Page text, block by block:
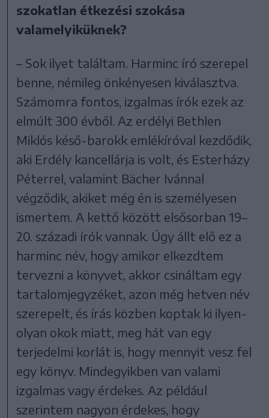
szokatlan étkezési szokása
valamelyiküknek?
– Sok ilyet találtam. Harminc író szerepel
benne, némileg önkényesen kiválasztva.
Számomra fontos, izgalmas írók ezek az
elmúlt 300 évből. Az erdélyi Bethlen
Miklós késő-barokk emlékíróval kezdődik,
aki Erdély kancellárja is volt, és Esterházy
Péterrel, valamint Bächer Ivánnal
végződik, akiket még én is személyesen
ismertem. A kettő között elsősorban 19–
20. századi írók vannak. Úgy állt elő ez a
harminc név, hogy amikor elkezdtem
tervezni a könyvet, akkor csináltam egy
tartalomjegyzéket, azon még hetven név
szerepelt, és írás közben koptak ki ilyen-
olyan okok miatt, meg hát van egy
terjedelmi korlát is, hogy mennyit vesz fel
egy könyv. Mindegyikben van valami
izgalmas vagy érdekes. Az például
szerintem nagyon érdekes, hogy